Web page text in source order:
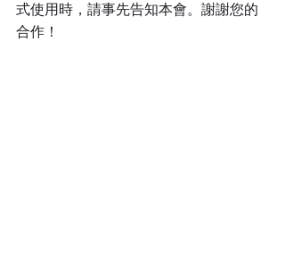
式使用時，請事先告知本會。謝謝您的
合作！